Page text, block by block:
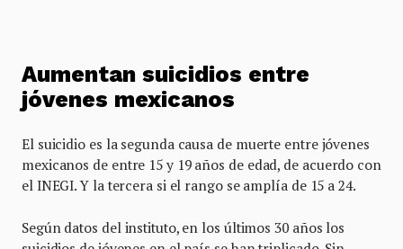
Aumentan suicidios entre
jóvenes mexicanos
El suicidio es la segunda causa de muerte entre jóvenes
mexicanos de entre 15 y 19 años de edad, de acuerdo con
el INEGI. Y la tercera si el rango se amplía de 15 a 24.
Según datos del instituto, en los últimos 30 años los